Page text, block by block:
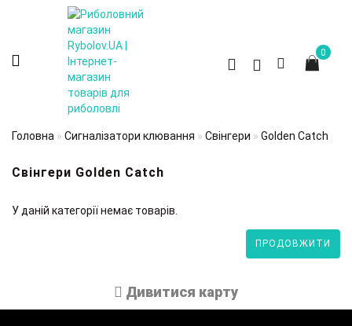
0
Головна Сигналізатори клювання Свінгери Golden Catch
Свінгери Golden Catch
У даній категорії немає товарів.
ПРОДОВЖИТИ
Дивитися карту